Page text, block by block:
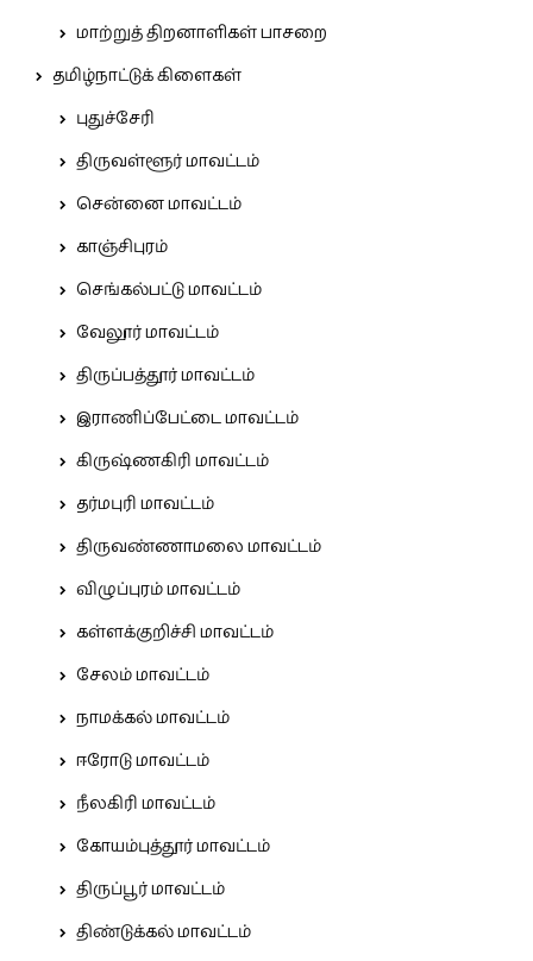
மாற்றுத் திறனாளிகள் பாசறை
தமிழ்நாட்டுக் கிளைகள்
புதுச்சேரி
திருவள்ளூர் மாவட்டம்
சென்னை மாவட்டம்
காஞ்சிபுரம்
செங்கல்பட்டு மாவட்டம்
வேலூர் மாவட்டம்
திருப்பத்தூர் மாவட்டம்
இராணிப்பேட்டை மாவட்டம்
கிருஷ்ணகிரி மாவட்டம்
தர்மபுரி மாவட்டம்
திருவண்ணாமலை மாவட்டம்
விழுப்புரம் மாவட்டம்
கள்ளக்குறிச்சி மாவட்டம்
சேலம் மாவட்டம்
நாமக்கல் மாவட்டம்
ஈரோடு மாவட்டம்
நீலகிரி மாவட்டம்
கோயம்புத்தூர் மாவட்டம்
திருப்பூர் மாவட்டம்
திண்டுக்கல் மாவட்டம்